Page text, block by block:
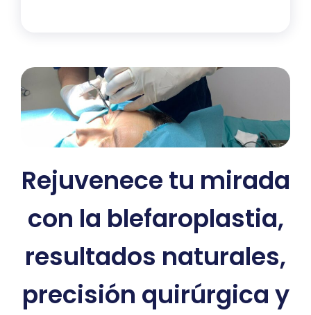
Rejuvenece tu mirada
con la blefaroplastia,
resultados naturales,
precisión quirúrgica y